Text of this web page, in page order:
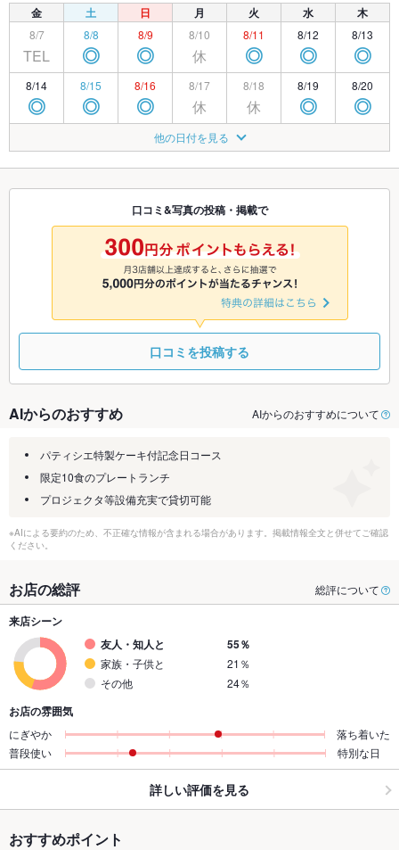
金 土 日 月 火 水 木
8/7
TEL
8/8
◎
8/9
◎
8/10
休
8/11
◎
8/12
◎
8/13
◎
8/14
◎
8/15
◎
8/16
◎
8/17
休
8/18
休
8/19
◎
8/20
◎
◎ ◎
8/23
◎
8/24
休
8/25
◎ ◎ ◎
8/28 8/29 8/30
◎
8/31
休
9/1
休
9/2 9/3
9/6
◎ 休 ◎ ◎
他の日付を見る
口コミ&写真の投稿・掲載で
口コミを投稿する
AIからのおすすめ AIからのおすすめについて
パティシエ特製ケーキ付記念日コース
限定10食のプレートランチ
プロジェクタ等設備充実で貸切可能
※AIによる要約のため、不正確な情報が含まれる場合があります。掲載情報全文と併せてご確認
ください。
お店の総評 総評について
来店シーン
友人・知人と
55％
家族・子供と
21％
その他
24％
お店の雰囲気
にぎやか
落ち着いた
普段使い
特別な日
詳しい評価を見る
おすすめポイント